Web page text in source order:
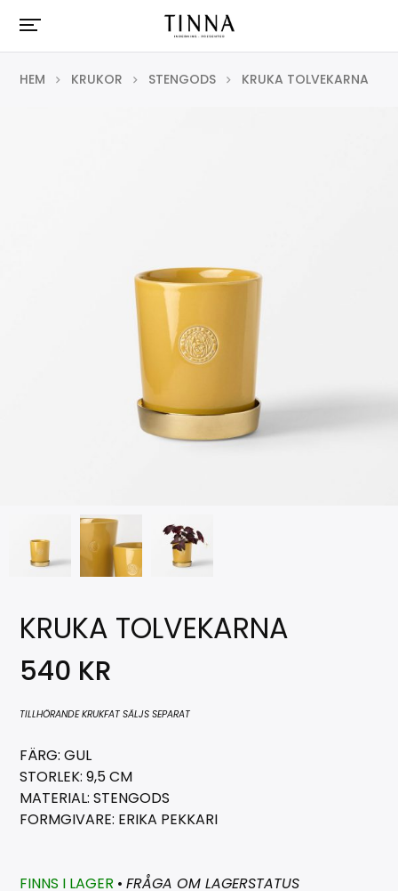
HEM KRUKOR STENGODS KRUKA TOLVEKARNA
KRUKA TOLVEKARNA
540 KR
TILLHÖRANDE KRUKFAT SÄLJS SEPARAT
FÄRG: GUL
STORLEK: 9,5 CM
MATERIAL: STENGODS
FORMGIVARE: ERIKA PEKKARI
FINNS I LAGER •FRÅGA OM LAGERSTATUS